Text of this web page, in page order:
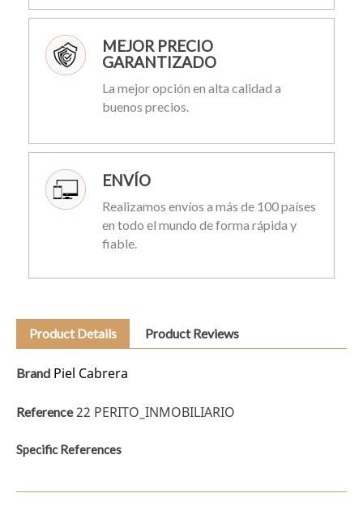
MEJOR PRECIO
GARANTIZADO
La mejor opción en alta calidad a
buenos precios.
ENVÍO
Realizamos envíos a más de 100 países
en todo el mundo de forma rápida y
fiable.
Product Details Product Reviews
Brand Piel Cabrera
Reference 22 PERITO_INMOBILIARIO
Specific References